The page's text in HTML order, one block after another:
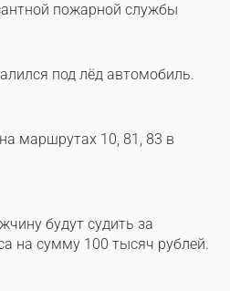
пожарной службы
под лёд автомобиль.
маршрутах 10, 81, 83 в
будут судить за
на сумму 100 тысяч рублей.